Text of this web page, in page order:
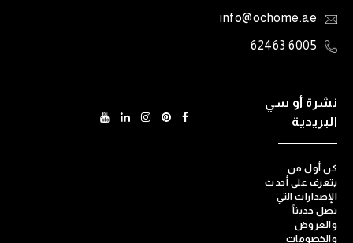
info@ochome.ae
6005 62463
نشرة أو سي
البريدية
كن أول من
يتعرف على أحدث
الإصدارات التي
تصل حديثاً
والعروض
والخصومات